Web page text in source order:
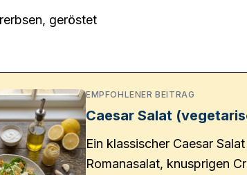
geröstet
EMPFOHLENER BEITRAG
Caesar Salat
Ein klassischer Caesar
Romanasalat, knusprigen